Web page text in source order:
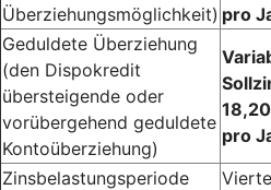
Überziehungsmöglichkeit) pro
Geduldete Überziehung
(den Dispokredit
übersteigende oder
vorübergehend geduldete
Kontoüberziehung)
pro
Zinsbelastungsperiode